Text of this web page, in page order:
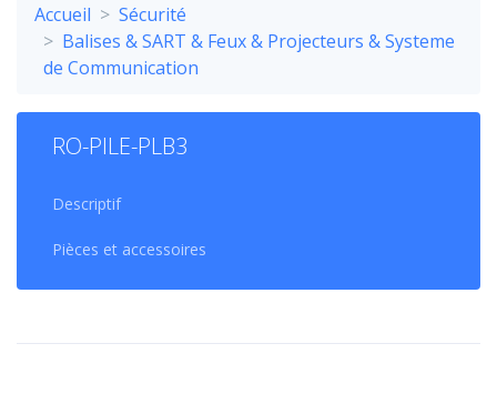
Accueil
Sécurité
Balises & SART & Feux & Projecteurs & Systeme
de Communication
RO-PILE-PLB3
Descriptif
Pièces et accessoires